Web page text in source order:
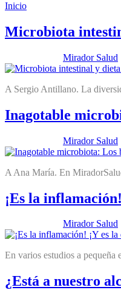
Inicio
Microbiota
Mirador Salud
A Sergio Antillano. La
Inagotable
Mirador Salud
A Ana María. En
¡Es la
Mirador Salud
En varios estudios a pequeña
¿Está a nuestro